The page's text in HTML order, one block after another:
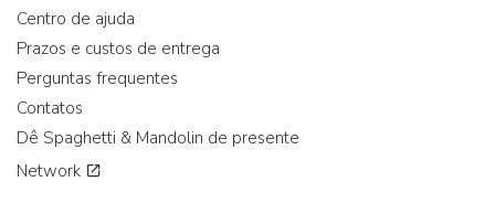
Centro de ajuda
Prazos e custos de entrega
Perguntas frequentes
Contatos
Dê Spaghetti & Mandolin de presente
Network